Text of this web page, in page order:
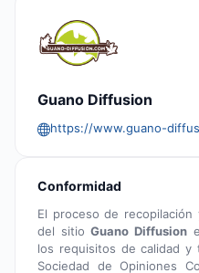
Guano Diffusion
https://www.guano-
Conformidad
El proceso de
del sitioGuano Diffusion
los requisitos de calidad y
Sociedad de Opiniones